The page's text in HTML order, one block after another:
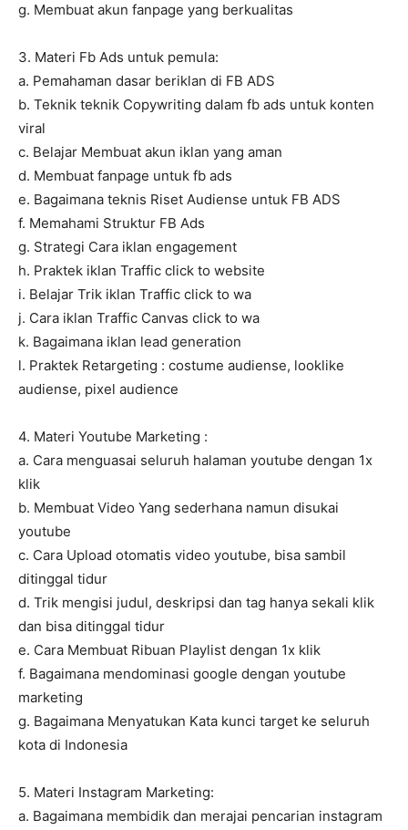
g. Membuat akun fanpage yang berkualitas
3. Materi Fb Ads untuk pemula:
a. Pemahaman dasar beriklan di FB ADS
b. Teknik teknik Copywriting dalam fb ads untuk konten
viral
c. Belajar Membuat akun iklan yang aman
d. Membuat fanpage untuk fb ads
e. Bagaimana teknis Riset Audiense untuk FB ADS
f. Memahami Struktur FB Ads
g. Strategi Cara iklan engagement
h. Praktek iklan Traffic click to website
i. Belajar Trik iklan Traffic click to wa
j. Cara iklan Traffic Canvas click to wa
k. Bagaimana iklan lead generation
l. Praktek Retargeting : costume audiense, looklike
audiense, pixel audience
4. Materi Youtube Marketing :
a. Cara menguasai seluruh halaman youtube dengan 1x
klik
b. Membuat Video Yang sederhana namun disukai
youtube
c. Cara Upload otomatis video youtube, bisa sambil
ditinggal tidur
d. Trik mengisi judul, deskripsi dan tag hanya sekali klik
dan bisa ditinggal tidur
e. Cara Membuat Ribuan Playlist dengan 1x klik
f. Bagaimana mendominasi google dengan youtube
marketing
g. Bagaimana Menyatukan Kata kunci target ke seluruh
kota di Indonesia
5. Materi Instagram Marketing:
a. Bagaimana membidik dan merajai pencarian instagram